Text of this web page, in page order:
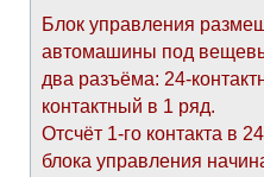
Блок управления
автомашины под
два разъёма: 24-
контактный в 1 ряд.
Отсчёт 1-го контакта в
блока управления